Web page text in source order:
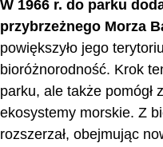
W 1966 r. do parku
przybrzeżnego Morza
powiększyło jego
bioróżnorodność. Krok
parku, ale także pomógł
ekosystemy morskie. Z
rozszerzał, obejmując